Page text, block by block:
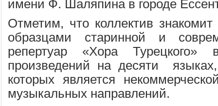
имени Ф. Шаляпина в городе
Отметим, что коллектив
образцами старинной и
репертуар «Хора
произведений на десяти
которых является
музыкальных направлений.